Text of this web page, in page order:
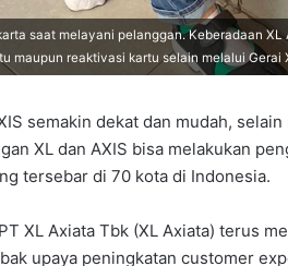
saat melayani pelanggan. Keberadaan
maupun reaktivasi kartu selain melalui
semakin dekat dan mudah,
XL dan AXIS bisa melakukan
tersebar di 70 kota di Indonesia.
XL Axiata Tbk (XL Axiata) terus
upaya peningkatan customer